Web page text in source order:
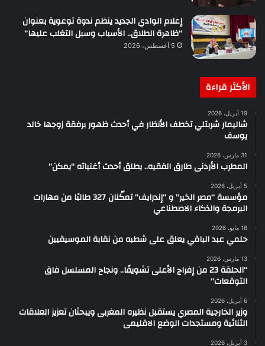
إعلام الوادي الجديد ينظم ندوة توعوية بعنوان
“ظاهرة الطلاق.. الأسباب وسبل التغلب عليها”
5 أغسطس، 2026
الأكثر قراءة
19 أبريل، 2026
شاليمار شربتلي تخطف الأنظار في أحدث ظهور برفقة زوجها خالد
يوسف
31 مارس، 2026
المطرب الأردنى طارق الفقيه.. يطلق أحدث أغنياته “يمكن”
5 أبريل، 2026
مؤسسة “مصر الخير” و “إندرايف” تمكّنان 327 طالبًا من مهارات
البرمجة والذكاء الاصطناعي
18 مايو، 2026
حلمي عبد الباقي يعلق على شطبه من نقابة الموسيقيين
13 مارس، 2026
“الحلقة 23 من إفراج الأعلى تشويقًا.. ونجاح المسلسل فاق
التوقعات”
6 أبريل، 2026
وزير الخارجية المصري يستقبل نظيره المغربى ويبحثان تعزيز العلاقات
الثنائية ومستجدات الوضع الاقليمى
3 أبريل، 2026